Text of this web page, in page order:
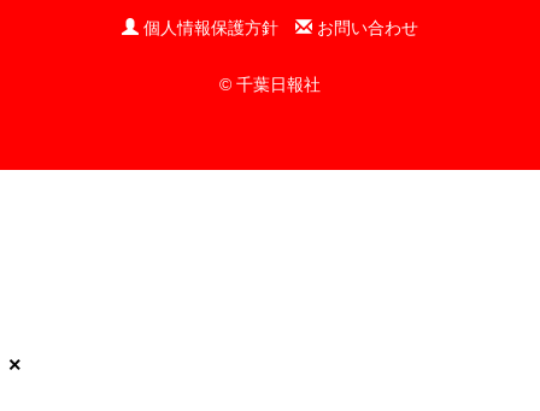
個人情報保護方針
お問い合わせ
© 千葉日報社
×